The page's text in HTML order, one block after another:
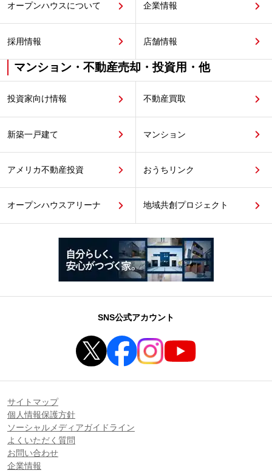
オープンハウスについて 企業情報
採用情報 店舗情報
マンション・不動産売却・投資用・他
投資家向け情報 不動産買取
新築一戸建て マンション
アメリカ不動産投資 おうちリンク
オープンハウスアリーナ 地域共創プロジェクト
SNS公式アカウント
サイトマップ
個人情報保護方針
ソーシャルメディアガイドライン
よくいただく質問
お問い合わせ
企業情報